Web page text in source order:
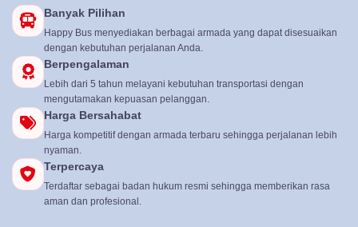
Banyak Pilihan
Happy Bus menyediakan berbagai armada yang dapat disesuaikan
dengan kebutuhan perjalanan Anda.
Berpengalaman
Lebih dari 5 tahun melayani kebutuhan transportasi dengan
mengutamakan kepuasan pelanggan.
Harga Bersahabat
Harga kompetitif dengan armada terbaru sehingga perjalanan lebih
nyaman.
Terpercaya
Terdaftar sebagai badan hukum resmi sehingga memberikan rasa
aman dan profesional.